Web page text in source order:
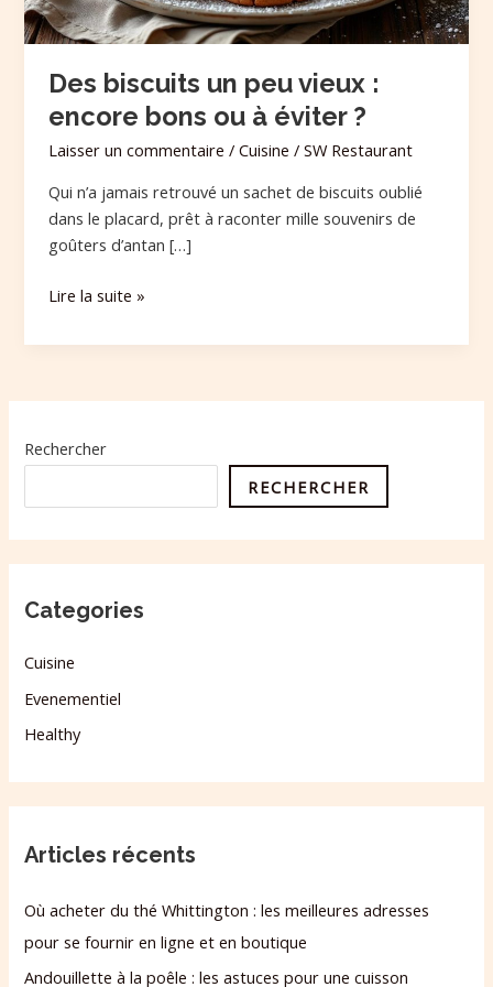
Des biscuits un peu vieux :
encore bons ou à éviter ?
Laisser un commentaire /Cuisine /SW Restaurant
Qui n’a jamais retrouvé un sachet de biscuits oublié
dans le placard, prêt à raconter mille souvenirs de
goûters d’antan […]
ou
à
?
Lire la suite »
Rechercher
RECHERCHER
Categories
Cuisine
Evenementiel
Healthy
Articles récents
Où acheter du thé Whittington : les meilleures adresses
pour se fournir en ligne et en boutique
Andouillette à la poêle : les astuces pour une cuisson